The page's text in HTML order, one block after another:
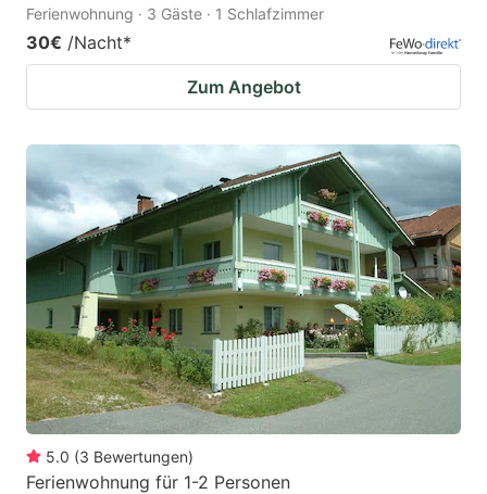
Ferienwohnung · 3 Gäste · 1 Schlafzimmer
30€ /Nacht*
Zum Angebot
5.0 (3 Bewertungen)
Ferienwohnung für 1-2 Personen